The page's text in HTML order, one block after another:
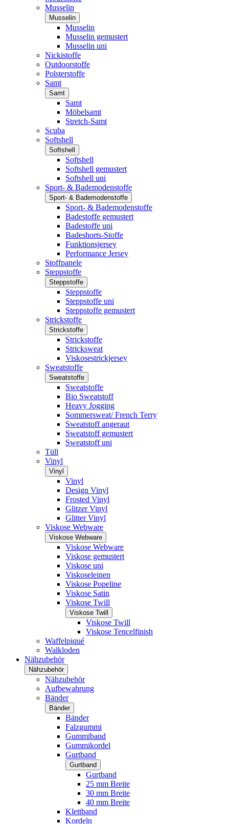
Musselin
Musselin
Musselin
Musselin gemustert
Musselin uni
Nickistoffe
Outdoorstoffe
Polsterstoffe
Samt
Samt
Samt
Möbelsamt
Stretch-Samt
Scuba
Softshell
Softshell
Softshell
Softshell gemustert
Softshell uni
Sport- & Bademodenstoffe
Sport- & Bademodenstoffe
Sport- & Bademodenstoffe
Badestoffe gemustert
Badestoffe uni
Badeshorts-Stoffe
Funktionsjersey
Performance Jersey
Stoffpanele
Steppstoffe
Steppstoffe
Steppstoffe
Steppstoffe uni
Steppstoffe gemustert
Strickstoffe
Strickstoffe
Strickstoffe
Stricksweat
Viskosestrickjersey
Sweatstoffe
Sweatstoffe
Sweatstoffe
Bio Sweatstoff
Heavy Jogging
Sommersweat/ French Terry
Sweatstoff angeraut
Sweatstoff gemustert
Sweatstoff uni
Tüll
Vinyl
Vinyl
Vinyl
Design Vinyl
Frosted Vinyl
Glitzer Vinyl
Glitter Vinyl
Viskose Webware
Viskose Webware
Viskose Webware
Viskose gemustert
Viskose uni
Viskoseleinen
Viskose Popeline
Viskose Satin
Viskose Twill
Viskose Twill
Viskose Twill
Viskose Tencelfinish
Waffelpiqué
Walkloden
Nähzubehör
Nähzubehör
Nähzubehör
Aufbewahrung
Bänder
Bänder
Bänder
Falzgummi
Gummiband
Gummikordel
Gurtband
Gurtband
Gurtband
25 mm Breite
30 mm Breite
40 mm Breite
Klettband
Kordeln